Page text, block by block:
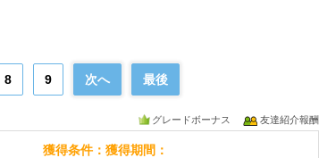
8 9 次へ 最後
グレードボーナス 友達紹介報酬
獲得条件
獲得期間